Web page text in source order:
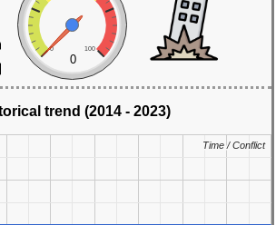
0 100
0
trend (2014 - 2023)
Time / Conflict
Time / Conflict